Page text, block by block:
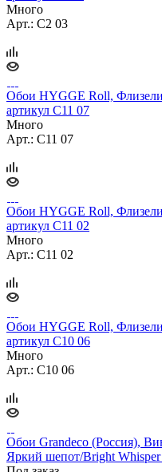
Много
Арт.: C2 03
Обои HYGGE Roll,
артикул C11 07
Много
Арт.: C11 07
Обои HYGGE Roll,
артикул C11 02
Много
Арт.: C11 02
Обои HYGGE Roll,
артикул C10 06
Много
Арт.: C10 06
Обои Grandeco (Россия),
Яркий шепот/Bright Whisper